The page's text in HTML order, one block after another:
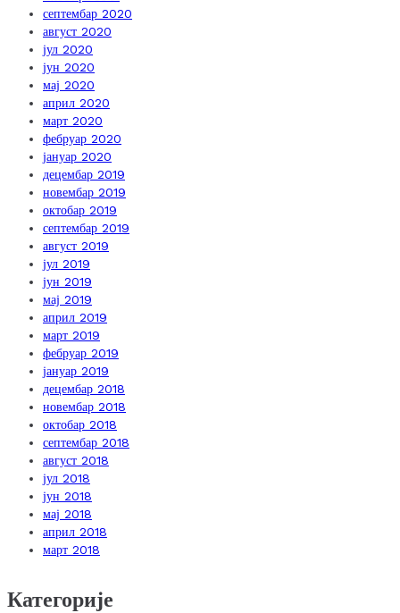
септембар 2020
август 2020
јул 2020
јун 2020
мај 2020
април 2020
март 2020
фебруар 2020
јануар 2020
децембар 2019
новембар 2019
октобар 2019
септембар 2019
август 2019
јул 2019
јун 2019
мај 2019
април 2019
март 2019
фебруар 2019
јануар 2019
децембар 2018
новембар 2018
октобар 2018
септембар 2018
август 2018
јул 2018
јун 2018
мај 2018
април 2018
март 2018
Категорије